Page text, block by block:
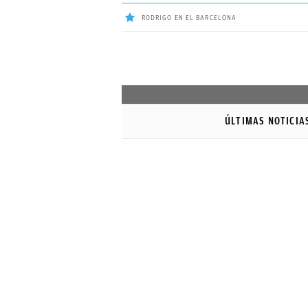
RODRIGO EN EL BARCELONA
ÚLTIMAS
ÚLTIMAS